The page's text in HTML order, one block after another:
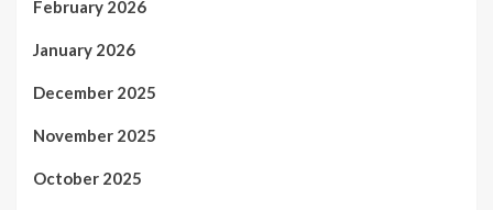
February 2026
January 2026
December 2025
November 2025
October 2025